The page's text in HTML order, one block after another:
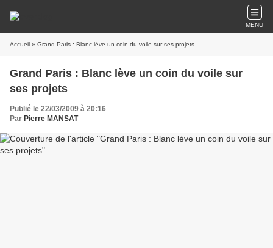
MENU
Accueil » Grand Paris : Blanc lève un coin du voile sur ses projets
Grand Paris : Blanc lève un coin du voile sur
ses projets
Publié le 22/03/2009 à 20:16
Par Pierre MANSAT